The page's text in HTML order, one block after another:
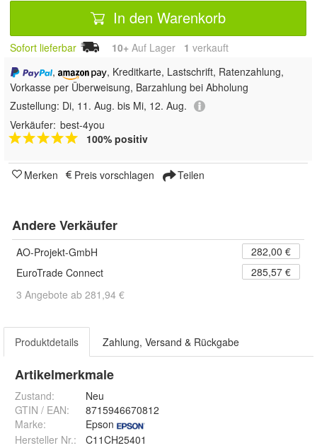
In den Warenkorb
Sofort lieferbar 10+ Auf Lager 1 verkauft
,
, Kreditkarte, Lastschrift, Ratenzahlung,
Vorkasse per Überweisung, Barzahlung bei Abholung
Zustellung: Di, 11. Aug. bis Mi, 12. Aug.
Verkäufer: best-4you
100% positiv
Merken Preis vorschlagen Teilen
Andere Verkäufer
AO-Projekt-GmbH
282,00 €
EuroTrade Connect
285,57 €
3 Angebote ab 281,94 €
Produktdetails Zahlung, Versand & Rückgabe
Artikelmerkmale
Zustand:
Neu
GTIN / EAN:
8715946670812
Marke:
Epson
Hersteller Nr.:
C11CH25401